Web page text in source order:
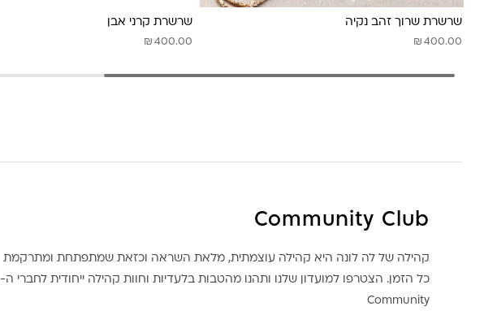
שרשרת שרוך זהב נקיה
₪ 400.00
שרשרת קרני אבן
₪ 400.00
Community Club
קהילה של לה לונה היא קהילה עוצמתית, מלאת השראה וכזאת שמתפתחת ומתרקמת
כל הזמן. הצטרפו למועדון שלנו ותהנו מהטבות בלעדיות וחוות קהילה ייחודית לחברי ה-
Community